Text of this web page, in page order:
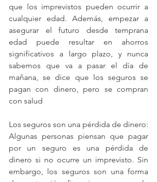
que los imprevistos pueden ocurrir a
cualquier edad. Además, empezar a
asegurar el futuro desde temprana
edad puede resultar en ahorros
significativos a largo plazo, y nunca
sabemos que va a pasar el día de
mañana, se dice que los seguros se
pagan con dinero, pero se compran
con salud
Los seguros son una pérdida de dinero:
Algunas personas piensan que pagar
por un seguro es una pérdida de
dinero si no ocurre un imprevisto. Sin
embargo, los seguros son una forma